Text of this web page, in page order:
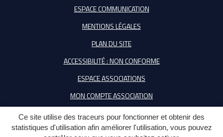
Ce site utilise des traceurs pour fonctionner et obtenir des
statistiques d'utilisation afin améliorer l'utilisation, vous pouvez
le
Facebook
le
compte
Instagram
le
compte
Linkedin
la
Youtube
ESPACE COMMUNICATION
MENTIONS LÉGALES
PLAN DU SITE
ACCESSIBILITÉ : NON CONFORME
ESPACE ASSOCIATIONS
MON COMPTE ASSOCIATION